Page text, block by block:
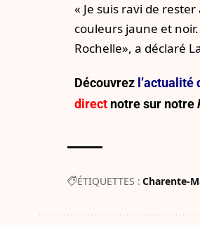
« Je suis ravi de
couleurs jaune et
Rochelle», a déclaré
Découvrez
direct notre sur notre
ÉTIQUETTES : Charente-